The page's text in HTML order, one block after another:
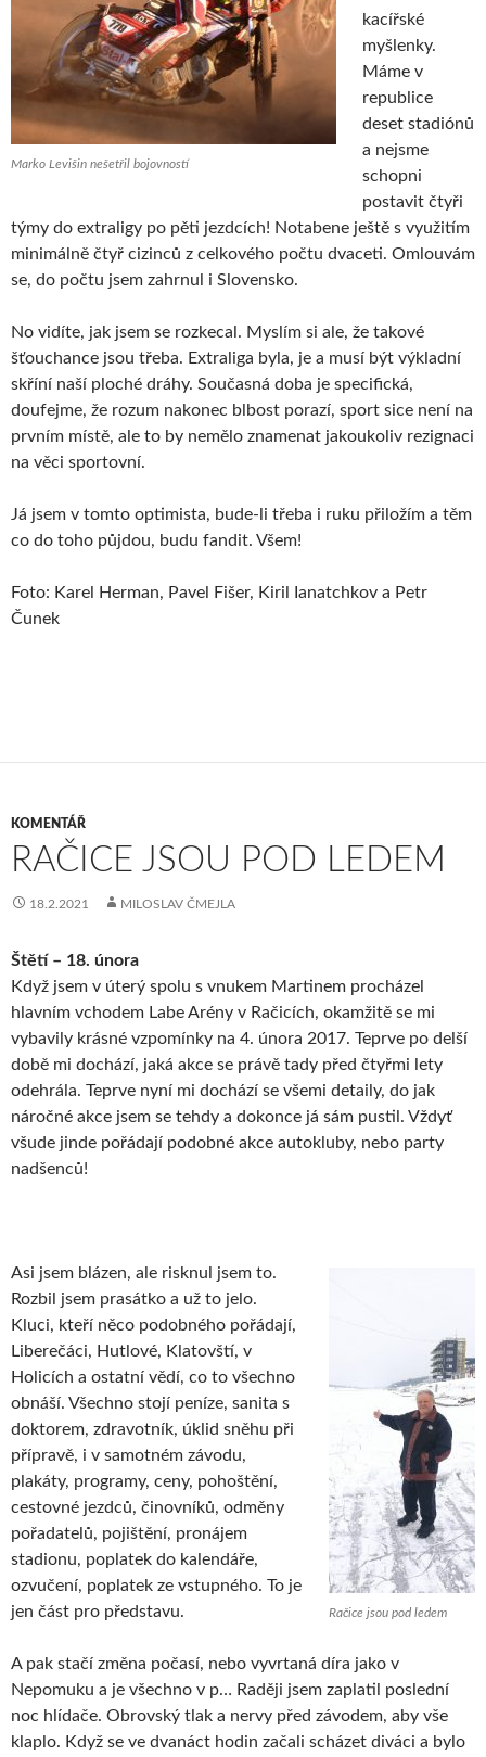
Marko Levišin nešetřil bojovností
kacířské
myšlenky.
Máme v
republice
deset stadiónů
a nejsme
schopni
postavit čtyři
týmy do extraligy po pěti jezdcích! Notabene ještě s využitím
minimálně čtyř cizinců z celkového počtu dvaceti. Omlouvám
se, do počtu jsem zahrnul i Slovensko.
No vidíte, jak jsem se rozkecal. Myslím si ale, že takové
šťouchance jsou třeba. Extraliga byla, je a musí být výkladní
skříní naší ploché dráhy. Současná doba je specifická,
doufejme, že rozum nakonec blbost porazí, sport sice není na
prvním místě, ale to by nemělo znamenat jakoukoliv rezignaci
na věci sportovní.
Já jsem v tomto optimista, bude-li třeba i ruku přiložím a těm
co do toho půjdou, budu fandit. Všem!
Foto: Karel Herman, Pavel Fišer, Kiril Ianatchkov a Petr
Čunek
KOMENTÁŘ
RAČICE JSOU POD LEDEM
18.2.2021 MILOSLAV ČMEJLA
Štětí – 18. února
Když jsem v úterý spolu s vnukem Martinem procházel
hlavním vchodem Labe Arény v Račicích, okamžitě se mi
vybavily krásné vzpomínky na 4. února 2017. Teprve po delší
době mi dochází, jaká akce se právě tady před čtyřmi lety
odehrála. Teprve nyní mi dochází se všemi detaily, do jak
náročné akce jsem se tehdy a dokonce já sám pustil. Vždyť
všude jinde pořádají podobné akce autokluby, nebo party
nadšenců!
Račice jsou pod ledem
Asi jsem blázen, ale risknul jsem to.
Rozbil jsem prasátko a už to jelo.
Kluci, kteří něco podobného pořádají,
Liberečáci, Hutlové, Klatovští, v
Holicích a ostatní vědí, co to všechno
obnáší. Všechno stojí peníze, sanita s
doktorem, zdravotník, úklid sněhu při
přípravě, i v samotném závodu,
plakáty, programy, ceny, pohoštění,
cestovné jezdců, činovníků, odměny
pořadatelů, pojištění, pronájem
stadionu, poplatek do kalendáře,
ozvučení, poplatek ze vstupného. To je
jen část pro představu.
A pak stačí změna počasí, nebo vyvrtaná díra jako v
Nepomuku a je všechno v p… Raději jsem zaplatil poslední
noc hlídače. Obrovský tlak a nervy před závodem, aby vše
klaplo. Když se ve dvanáct hodin začali scházet diváci a bylo